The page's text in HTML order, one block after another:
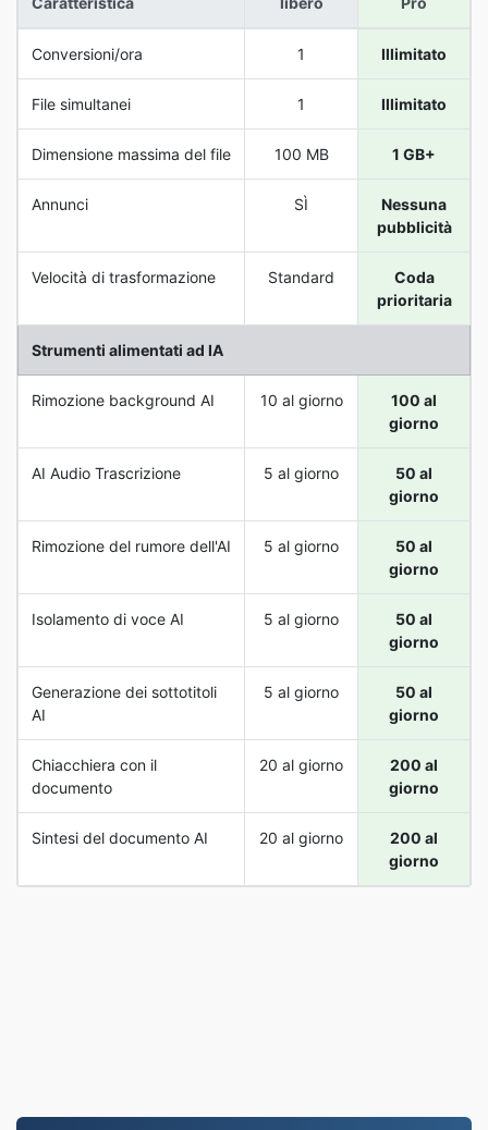
Conversioni/ora 1 Illimitato
File simultanei 1 Illimitato
Dimensione massima del file 100 MB 1 GB+
Annunci SÌ
Nessuna
pubblicità
Velocità di trasformazione Standard
Coda
prioritaria
Strumenti alimentati ad IA
Rimozione background AI 10 al giorno
100 al
giorno
AI Audio Trascrizione 5 al giorno
50 al
giorno
Rimozione del rumore dell'AI 5 al giorno
50 al
giorno
Isolamento di voce AI 5 al giorno
50 al
giorno
Generazione dei sottotitoli
AI
5 al giorno
50 al
giorno
Chiacchiera con il
documento
20 al giorno
200 al
giorno
Sintesi del documento AI 20 al giorno
200 al
giorno